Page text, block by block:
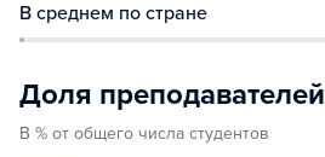
В среднем по стране
Доля преподавателей
В % от общего числа студентов